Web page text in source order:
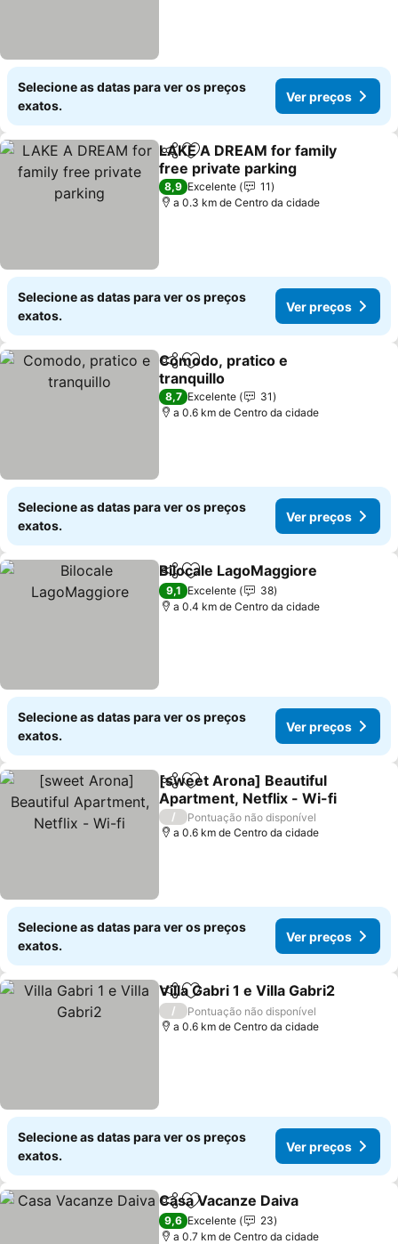
Selecione as datas para ver os preços
exatos.
Ver preços
PartilharAdicionar aos favoritos
LAKE A DREAM for family
free private parking
8,9 Excelente
11
a 0.3 km de Centro da cidade
Selecione as datas para ver os preços
exatos.
Ver preços
PartilharAdicionar aos favoritos
Comodo, pratico e
tranquillo
8,7 Excelente
31
a 0.6 km de Centro da cidade
Selecione as datas para ver os preços
exatos.
Ver preços
PartilharAdicionar aos favoritos
Bilocale LagoMaggiore
9,1 Excelente
38
a 0.4 km de Centro da cidade
Selecione as datas para ver os preços
exatos.
Ver preços
PartilharAdicionar aos favoritos
[sweet Arona] Beautiful
Apartment, Netflix - Wi-fi
/
Pontuação não disponível
a 0.6 km de Centro da cidade
Selecione as datas para ver os preços
exatos.
Ver preços
PartilharAdicionar aos favoritos
Villa Gabri 1 e Villa Gabri2
/
Pontuação não disponível
a 0.6 km de Centro da cidade
Selecione as datas para ver os preços
exatos.
Ver preços
PartilharAdicionar aos favoritos
Casa Vacanze Daiva
9,6 Excelente
23
a 0.7 km de Centro da cidade